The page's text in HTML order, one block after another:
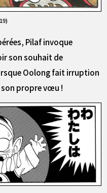
Pilaf invoque
son souhait de
Oolong fait irruption
son propre vœu !